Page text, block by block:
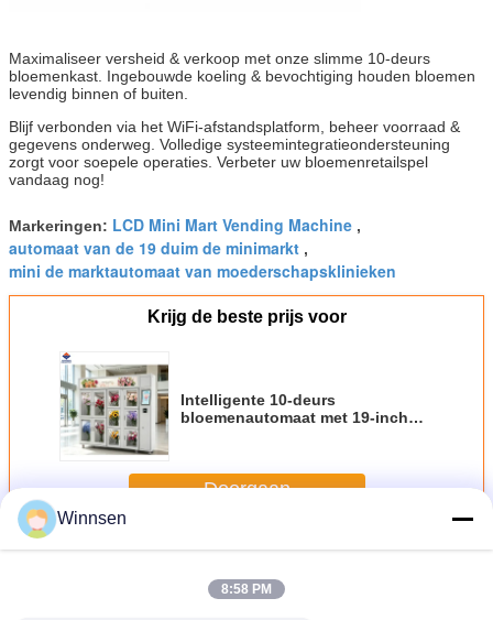
Maximaliseer versheid & verkoop met onze slimme 10-deurs
bloemenkast. Ingebouwde koeling & bevochtiging houden bloemen
levendig binnen of buiten.
Blijf verbonden via het WiFi-afstandsplatform, beheer voorraad &
gegevens onderweg. Volledige systeemintegratieondersteuning
zorgt voor soepele operaties. Verbeter uw bloemenretailspel
vandaag nog!
Markeringen: LCD Mini Mart Vending Machine ,
automaat van de 19 duim de minimarkt ,
mini de marktautomaat van moederschapsklinieken
Krijg de beste prijs voor
Intelligente 10-deurs
bloemenautomaat met 19-inch
Doorgaan
MeerBloemAutomaat
Winnsen
8:58 PM